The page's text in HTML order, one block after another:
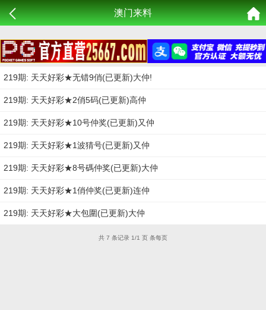
澳门来料
219期: 天天好彩★无错9俏(已更新)大仲!
219期: 天天好彩★2俏5码(已更新)高仲
219期: 天天好彩★10号仲奖(已更新)又仲
219期: 天天好彩★1波猜号(已更新)又仲
219期: 天天好彩★8号碼仲奖(已更新)大仲
219期: 天天好彩★1俏仲奖(已更新)连仲
219期: 天天好彩★大包圍(已更新)大仲
共 7 条记录 1/1 页 条每页